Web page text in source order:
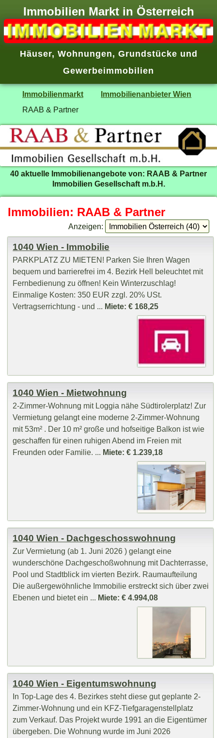
Immobilien Markt in Österreich
Häuser, Wohnungen, Grundstücke und
Gewerbeimmobilien
Immobilienmarkt
Immobilienanbieter Wien
RAAB & Partner
40 aktuelle Immobilienangebote von: RAAB & Partner
Immobilien Gesellschaft m.b.H.
Immobilien: RAAB & Partner
Anzeigen:
1040 Wien - Immobilie
PARKPLATZ ZU MIETEN! Parken Sie Ihren Wagen
bequem und barrierefrei im 4. Bezirk Hell beleuchtet mit
Fernbedienung zu öffnen! Kein Winterzuschlag!
Einmalige Kosten: 350 EUR zzgl. 20% USt.
Vertragserrichtung - und ... Miete: € 168,25
1040 Wien - Mietwohnung
2-Zimmer-Wohnung mit Loggia nähe Südtirolerplatz! Zur
Vermietung gelangt eine moderne 2-Zimmer-Wohnung
mit 53m² . Der 10 m² große und hofseitige Balkon ist wie
geschaffen für einen ruhigen Abend im Freien mit
Freunden oder Familie. ... Miete: € 1.239,18
1040 Wien - Dachgeschosswohnung
Zur Vermietung (ab 1. Juni 2026 ) gelangt eine
wunderschöne Dachgeschoßwohnung mit Dachterrasse,
Pool und Stadtblick im vierten Bezirk. Raumaufteilung
Die außergewöhnliche Immobilie erstreckt sich über zwei
Ebenen und bietet ein ... Miete: € 4.994,08
1040 Wien - Eigentumswohnung
In Top-Lage des 4. Bezirkes steht diese gut geplante 2-
Zimmer-Wohnung und ein KFZ-Tiefgaragenstellplatz
zum Verkauf. Das Projekt wurde 1991 an die Eigentümer
übergeben. Die Wohnung wurde im Juni 2026